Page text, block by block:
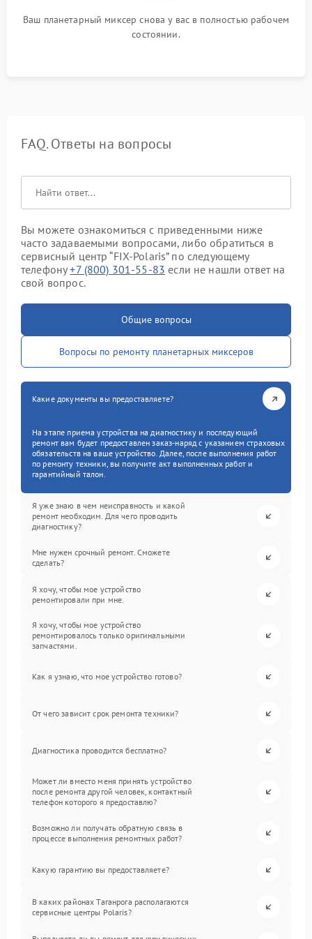
Ваш планетарный миксер снова у вас в полностью рабочем
состоянии.
FAQ. Ответы на вопросы
Вы можете ознакомиться с приведенными ниже
часто задаваемыми вопросами, либо обратиться в
сервисный центр “FIX-Polaris” по следующему
телефону+7 (800) 301-55-83 если не нашли ответ на
свой вопрос.
Общие вопросы
Вопросы по ремонту планетарных миксеров
Какие документы вы предоставляете?
На этапе приема устройства на диагностику и последующий
ремонт вам будет предоставлен заказ-наряд с указанием страховых
обязательств на ваше устройство. Далее, после выполнения работ
по ремонту техники, вы получите акт выполненных работ и
гарантийный талон.
Я уже знаю в чем неисправность и какой
ремонт необходим. Для чего проводить
диагностику?
Мне нужен срочный ремонт. Сможете
сделать?
Я хочу, чтобы мое устройство
ремонтировали при мне.
Я хочу, чтобы мое устройство
ремонтировалось только оригинальными
запчастями.
Как я узнаю, что мое устройство готово?
От чего зависит срок ремонта техники?
Диагностика проводится бесплатно?
Может ли вместо меня принять устройство
после ремонта другой человек, контактный
телефон которого я предоставлю?
Возможно ли получать обратную связь в
процессе выполнения ремонтных работ?
Какую гарантию вы предоставляете?
В каких районах Таганрога располагаются
сервисные центры Polaris?